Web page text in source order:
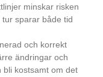
minskar risken
sparar både tid
och korrekt
ändringar och
bli kostsamt om det